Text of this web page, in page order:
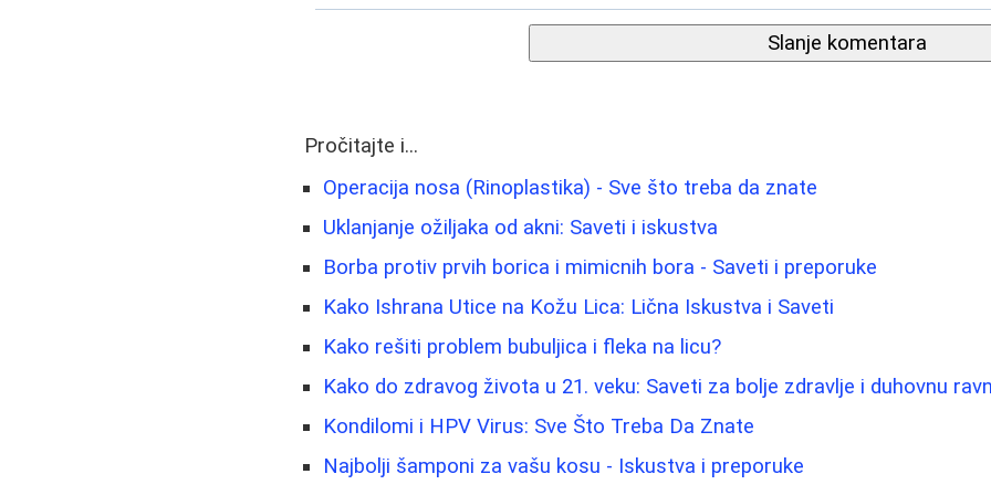
Slanje komentara
Pročitajte i...
Operacija nosa (Rinoplastika) - Sve što treba da znate
Uklanjanje ožiljaka od akni: Saveti i iskustva
Borba protiv prvih borica i mimicnih bora - Saveti i preporuke
Kako Ishrana Utice na Kožu Lica: Lična Iskustva i Saveti
Kako rešiti problem bubuljica i fleka na licu?
Kako do zdravog života u 21. veku: Saveti za bolje zdravlje i duhovnu
Kondilomi i HPV Virus: Sve Što Treba Da Znate
Najbolji šamponi za vašu kosu - Iskustva i preporuke